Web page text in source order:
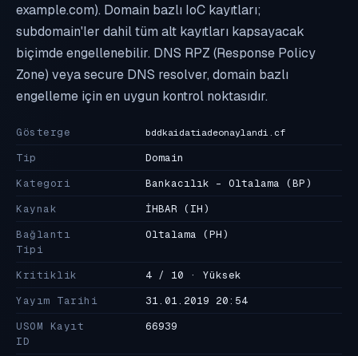
example.com). Domain bazlı IoC kayıtları;
subdomain'ler dahil tüm alt kayıtları kapsayacak
biçimde engellenebilir. DNS RPZ (Response Policy
Zone) veya secure DNS resolver, domain bazlı
engelleme için en uygun kontrol noktasıdır.
Gösterge bddkaidatiadeonaylandi.cf
Tip
Domain
Kategori
Bankacılık - Oltalama (BP)
Kaynak
İHBAR (IH)
Bağlantı
Tipi
Oltalama (PH)
Kritiklik
4 / 10 · Yüksek
Yayım Tarihi
31.01.2019 20:54
USOM Kayıt
ID
66939